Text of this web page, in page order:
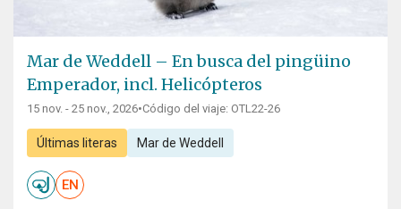
Mar de Weddell – En busca del pingüino
Emperador, incl. Helicópteros
15 nov. - 25 nov., 2026•Código del viaje: OTL22-26
Últimas literas Mar de Weddell
EN